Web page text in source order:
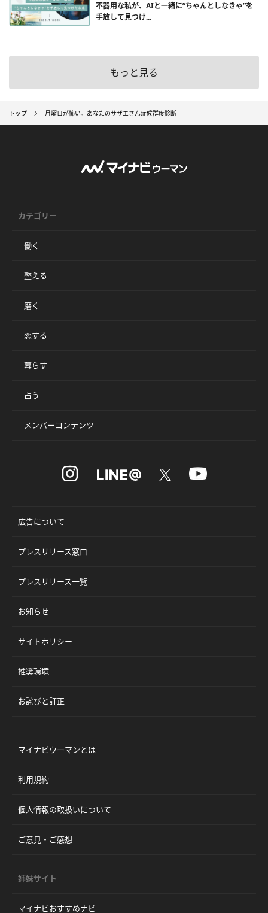
不器用な私が、AIと一緒に”ちゃんとしなきゃ”を
手放して見つけ...
もっと見る
トップ 月曜日が怖い。あなたのサザエさん症候群度診断
カテゴリー
働く
整える
磨く
恋する
暮らす
占う
メンバーコンテンツ
広告について
プレスリリース窓口
プレスリリース一覧
お知らせ
サイトポリシー
推奨環境
お詫びと訂正
マイナビウーマンとは
利用規約
個人情報の取扱いについて
ご意見・ご感想
姉妹サイト
マイナビおすすめナビ